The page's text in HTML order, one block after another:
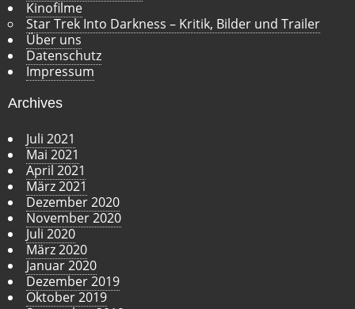
Kinofilme
Star Trek Into Darkness – Kritik, Bilder und Trailer
Über uns
Datenschutz
Impressum
Archives
Juli 2021
Mai 2021
April 2021
März 2021
Dezember 2020
November 2020
Juli 2020
März 2020
Januar 2020
Dezember 2019
Oktober 2019